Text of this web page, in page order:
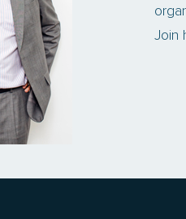
Join